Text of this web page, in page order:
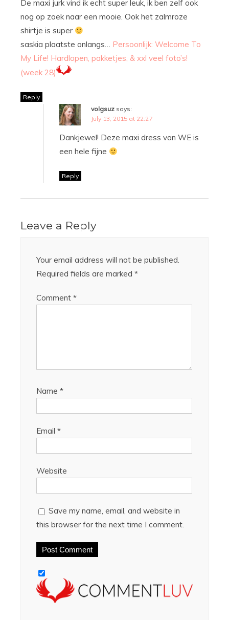
De maxi jurk vind ik echt super leuk, ik ben zelf ook
nog op zoek naar een mooie. Ook het zalmroze
shirtje is super
saskia plaatste onlangs… Persoonlijk: Welcome To
My Life! Hardlopen, pakketjes, & xxl veel foto’s!
(week 28)
Reply
volgsuz says:
July 13, 2015 at 22:27
Dankjewel! Deze maxi dress van WE is
een hele fijne
Reply
Leave a Reply
Your email address will not be published.
Required fields are marked *
Comment *
Name *
Email *
Website
Save my name, email, and website in
this browser for the next time I comment.